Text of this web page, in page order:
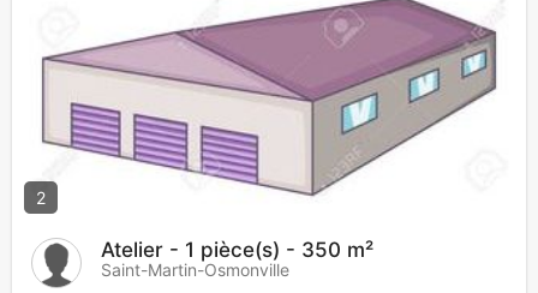
2
Atelier - 1 pièce(s) - 350 m²
Saint-Martin-Osmonville